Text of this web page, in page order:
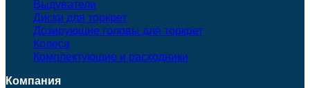
Выдуватели
Диски для торкрет
Дозирующие головы для торкрет
Колеса
Комплектующие и расходники
Компания